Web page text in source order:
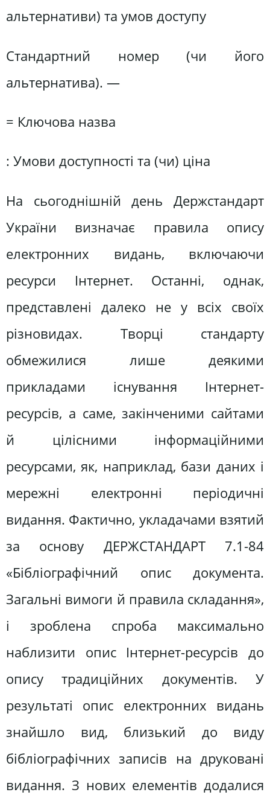
альтернативи) та умов доступу
Стандартний номер (чи його
альтернатива). —
= Ключова назва
: Умови доступності та (чи) ціна
На сьогоднішній день Держстандарт
України визначає правила опису
електронних видань, включаючи
ресурси Інтернет. Останні, однак,
представлені далеко не у всіх своїх
різновидах. Творці стандарту
обмежилися лише деякими
прикладами існування Інтернет-
ресурсів, а саме, закінченими сайтами
й цілісними інформаційними
ресурсами, як, наприклад, бази даних і
мережні електронні періодичні
видання. Фактично, укладачами взятий
за основу ДЕРЖСТАНДАРТ 7.1-84
«Бібліографічний опис документа.
Загальні вимоги й правила складання»,
і зроблена спроба максимально
наблизити опис Інтернет-ресурсів до
опису традиційних документів. У
результаті опис електронних видань
знайшло вид, близький до виду
бібліографічних записів на друковані
видання. З нових елементів додалися